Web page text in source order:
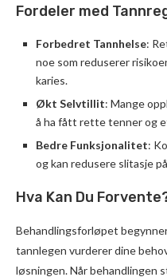
Fordeler med
Forbedret Tannhelse:
noe som reduserer
karies.
Økt Selvtillit: Mange
å ha fått rette tenner og
Bedre Funksjonalitet:
og kan redusere slitasje
Hva Kan Du
Behandlingsforløpet
tannlegen vurderer dine
løsningen. Når behandlingen